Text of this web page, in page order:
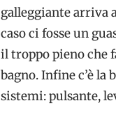
galleggiante arriva
caso ci fosse un
il troppo pieno che
bagno. Infine c’è
sistemi: pulsante,